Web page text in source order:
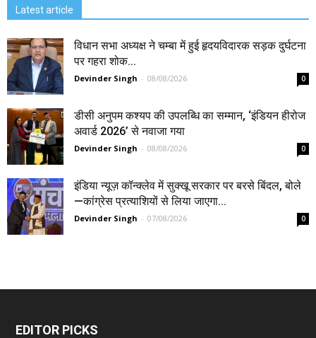
Latest article
विधान सभा अध्यक्ष ने चम्बा में हुई हृदयविदारक सड़क दुर्घटना
पर गहरा शोक...
Devinder Singh - 08/08/2026 0
डीसी अनुपम कश्यप की उपलब्धि का सम्मान, ‘इंडियन हीरोज
अवार्ड 2026’ से नवाजा गया
Devinder Singh - 08/08/2026 0
इंडिया न्यूज़ कॉन्क्लेव में सुक्खू सरकार पर बरसे बिंदल, बोले
—कांग्रेस प्रत्याशियों से लिया जाएगा...
Devinder Singh - 07/08/2026 0
EDITOR PICKS